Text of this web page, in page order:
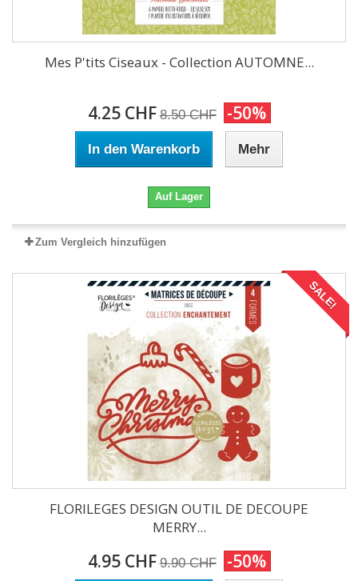
Mes P'tits Ciseaux - Collection AUTOMNE...
4.25 CHF 8.50 CHF -50%
In den Warenkorb Mehr
Auf Lager
Zum Vergleich hinzufügen
SALE!
FLORILEGES DESIGN OUTIL DE DECOUPE
MERRY...
4.95 CHF 9.90 CHF -50%